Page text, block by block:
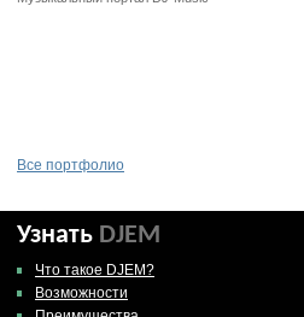
Все портфолио
Узнать DJEM
Что такое DJEM?
Возможности